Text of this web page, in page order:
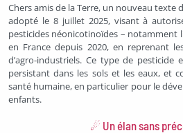
Chers amis de la Terre, un nouveau texte
adopté le 8 juillet 2025, visant à
pesticides néonicotinoïdes – notamment
en France depuis 2020, en reprenant
d’agro-industriels. Ce type de pesticide
persistant dans les sols et les eaux, et
santé humaine, en particulier pour le
enfants.
☄ Un élan sans